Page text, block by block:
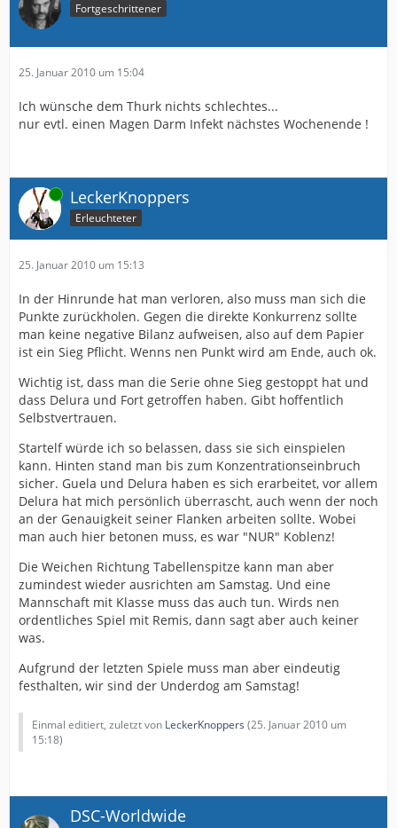
Fortgeschrittener
25. Januar 2010 um 15:04
Ich wünsche dem Thurk nichts schlechtes...
nur evtl. einen Magen Darm Infekt nächstes Wochenende !
Online LeckerKnoppers
Erleuchteter
25. Januar 2010 um 15:13
In der Hinrunde hat man verloren, also muss man sich die
Punkte zurückholen. Gegen die direkte Konkurrenz sollte
man keine negative Bilanz aufweisen, also auf dem Papier
ist ein Sieg Pflicht. Wenns nen Punkt wird am Ende, auch ok.
Wichtig ist, dass man die Serie ohne Sieg gestoppt hat und
dass Delura und Fort getroffen haben. Gibt hoffentlich
Selbstvertrauen.
Startelf würde ich so belassen, dass sie sich einspielen
kann. Hinten stand man bis zum Konzentrationseinbruch
sicher. Guela und Delura haben es sich erarbeitet, vor allem
Delura hat mich persönlich überrascht, auch wenn der noch
an der Genauigkeit seiner Flanken arbeiten sollte. Wobei
man auch hier betonen muss, es war "NUR" Koblenz!
Die Weichen Richtung Tabellenspitze kann man aber
zumindest wieder ausrichten am Samstag. Und eine
Mannschaft mit Klasse muss das auch tun. Wirds nen
ordentliches Spiel mit Remis, dann sagt aber auch keiner
was.
Aufgrund der letzten Spiele muss man aber eindeutig
festhalten, wir sind der Underdog am Samstag!
Einmal editiert, zuletzt von LeckerKnoppers (25. Januar 2010 um
15:18)
DSC-Worldwide